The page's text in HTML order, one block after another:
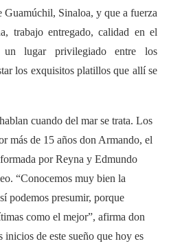
Sinaloa, y que a fuerza
trabajo entregado, calidad en el
lugar privilegiado entre los
los exquisitos platillos que allí se
cuando del mar se trata. Los
más de 15 años don Armando, el
por Reyna y Edmundo
“Conocemos muy bien la
podemos presumir, porque
como el mejor”, afirma don
de este sueño que hoy es